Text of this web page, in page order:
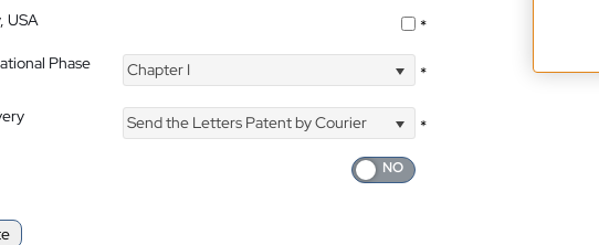
USA
*
Phase
Chapter I *
Send the Letters Patent by Courier
*